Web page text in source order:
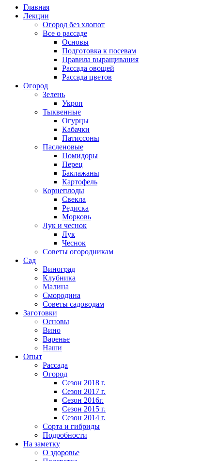
Главная
Лекции
Огород без хлопот
Все о рассаде
Основы
Подготовка к посевам
Правила выращивания
Рассада овощей
Рассада цветов
Огород
Зелень
Укроп
Тыквенные
Огурцы
Кабачки
Патиссоны
Пасленовые
Помидоры
Перец
Баклажаны
Картофель
Корнеплоды
Свекла
Редиска
Морковь
Лук и чеснок
Лук
Чеснок
Советы огородникам
Сад
Виноград
Клубника
Малина
Смородина
Советы садоводам
Заготовки
Основы
Вино
Варенье
Наши
Опыт
Рассада
Огород
Сезон 2018 г.
Сезон 2017 г.
Сезон 2016г.
Сезон 2015 г.
Сезон 2014 г.
Сорта и гибриды
Подробности
На заметку
О здоровье